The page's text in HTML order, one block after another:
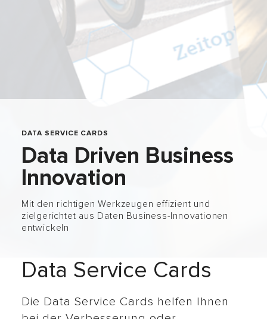
DATA SERVICE CARDS
Data Driven Business
Innovation
Mit den richtigen Werkzeugen effizient und
zielgerichtet aus Daten Business-Innovationen
entwickeln
Data Service Cards
Die Data Service Cards helfen Ihnen